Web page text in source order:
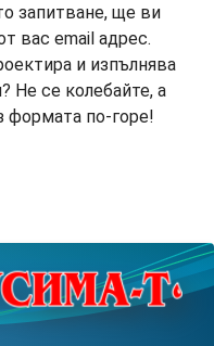
запитване, ще ви
вас email адрес.
и изпълнява
Не се колебайте, а
формата по-горе!